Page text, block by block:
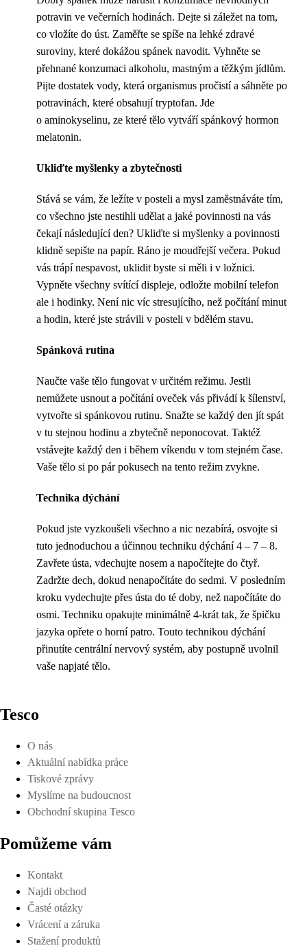
potravin ve večerních hodinách. Dejte si záležet na tom,
co vložíte do úst. Zaměřte se spíše na lehké zdravé
suroviny, které dokážou spánek navodit. Vyhněte se
přehnané konzumaci alkoholu, mastným a těžkým jídlům.
Pijte dostatek vody, která organismus pročistí a sáhněte po
potravinách, které obsahují tryptofan. Jde
o aminokyselinu, ze které tělo vytváří spánkový hormon
melatonin.
Ukliďte myšlenky a zbytečnosti
Stává se vám, že ležíte v posteli a mysl zaměstnáváte tím,
co všechno jste nestihli udělat a jaké povinnosti na vás
čekají následující den? Ukliďte si myšlenky a povinnosti
klidně sepište na papír. Ráno je moudřejší večera. Pokud
vás trápí nespavost, uklidit byste si měli i v ložnici.
Vypněte všechny svítící displeje, odložte mobilní telefon
ale i hodinky. Není nic víc stresujícího, než počítání minut
a hodin, které jste strávili v posteli v bdělém stavu.
Spánková rutina
Naučte vaše tělo fungovat v určitém režimu. Jestli
nemůžete usnout a počítání oveček vás přivádí k šílenství,
vytvořte si spánkovou rutinu. Snažte se každý den jít spát
v tu stejnou hodinu a zbytečně neponocovat. Taktéž
vstávejte každý den i během víkendu v tom stejném čase.
Vaše tělo si po pár pokusech na tento režim zvykne.
Technika dýchání
Pokud jste vyzkoušeli všechno a nic nezabírá, osvojte si
tuto jednoduchou a účinnou techniku dýchání 4 – 7 – 8.
Zavřete ústa, vdechujte nosem a napočítejte do čtyř.
Zadržte dech, dokud nenapočítáte do sedmi. V posledním
kroku vydechujte přes ústa do té doby, než napočítáte do
osmi. Techniku opakujte minimálně 4-krát tak, že špičku
jazyka opřete o horní patro. Touto technikou dýchání
přinutíte centrální nervový systém, aby postupně uvolnil
vaše napjaté tělo.
Tesco
O nás
Aktuální nabídka práce
Tiskové zprávy
Myslíme na budoucnost
Obchodní skupina Tesco
Pomůžeme vám
Kontakt
Najdi obchod
Časté otázky
Vrácení a záruka
Stažení produktů